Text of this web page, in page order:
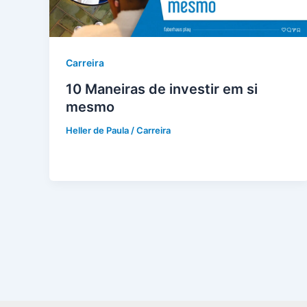
Carreira
10 Maneiras de investir em si
mesmo
Heller de Paula /Carreira